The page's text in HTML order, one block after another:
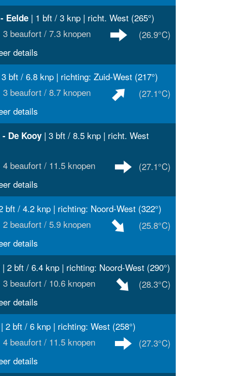
Eelde| 1 bft / 3 knp | richt. West (265°)
beaufort / 7.3 knopen
(26.9°C)
details
bft / 6.8 knp | richting: Zuid-West (217°)
beaufort / 8.7 knopen
(27.1°C)
details
De Kooy| 3 bft / 8.5 knp | richt. West
beaufort / 11.5 knopen
(27.1°C)
details
bft / 4.2 knp | richting: Noord-West (322°)
beaufort / 5.9 knopen
(25.8°C)
details
| 2 bft / 6.4 knp | richting: Noord-West (290°)
beaufort / 10.6 knopen
(28.3°C)
details
2 bft / 6 knp | richting: West (258°)
beaufort / 11.5 knopen
(27.3°C)
details